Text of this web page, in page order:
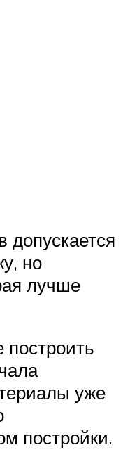
допускается
но
лучше
уже
постройки.